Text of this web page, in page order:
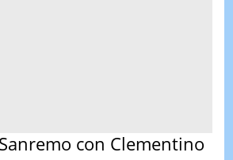
con Clementino